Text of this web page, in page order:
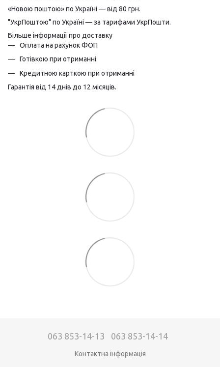
«Новою поштою» по Україні — від 80 грн.
"УкрПоштою" по Україні — за тарифами УкрПошти.
Більше інформації про доставку
Оплата на рахунок ФОП
Готівкою при отриманні
Кредитною карткою при отриманні
Гарантія від 14 днів до 12 місяців.
063 853-14-13 063 853-14-14
Контактна інформація